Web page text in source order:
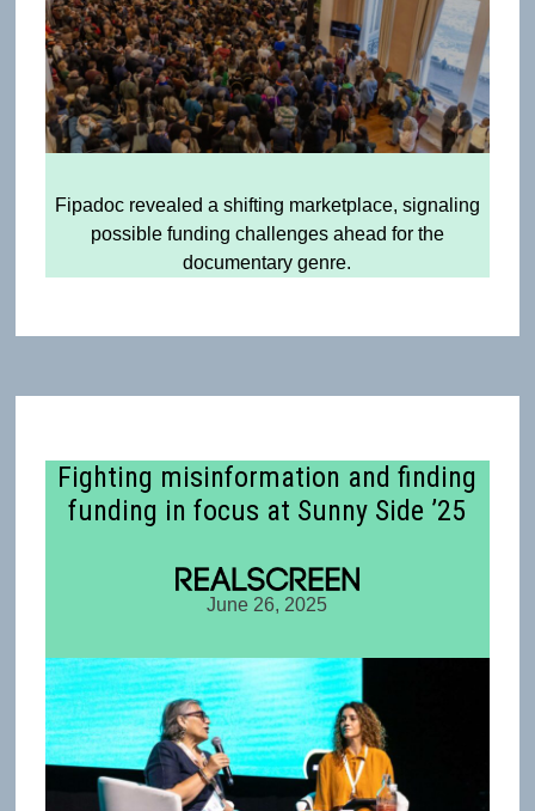
Fipadoc revealed a shifting marketplace, signaling
possible funding challenges ahead for the
documentary genre.
Fighting misinformation and finding
funding in focus at Sunny Side ’25
June 26, 2025